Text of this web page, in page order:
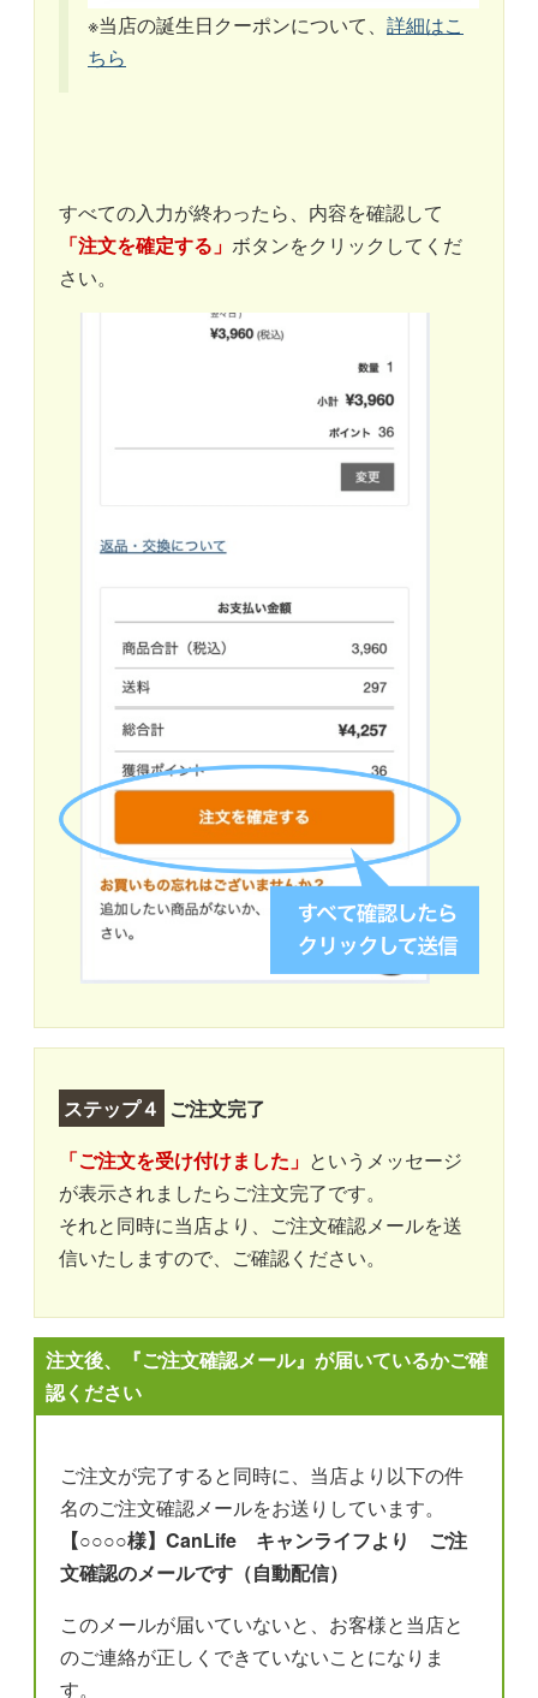
※当店の誕生日クーポンについて、 詳細はこ
ちら
すべての入力が終わったら、内容を確認して
「注文を確定する」 ボタンをクリックしてくだ
さい。
ステップ４ ご注文完了
「ご注文を受け付けました」 というメッセージ
が表示されましたらご注文完了です。
それと同時に当店より、ご注文確認メールを送
信いたしますので、ご確認ください。
注文後、『ご注文確認メール』が届いているかご確
認ください
ご注文が完了すると同時に、当店より以下の件
名のご注文確認メールをお送りしています。
【○○○○様】CanLife キャンライフより ご注
文確認のメールです（自動配信）
このメールが届いていないと、お客様と当店と
のご連絡が正しくできていないことになりま
す。